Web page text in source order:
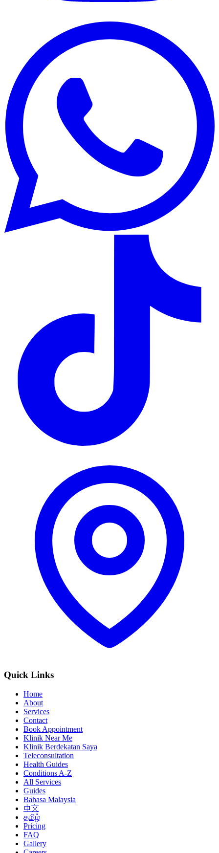
Quick Links
Home
About
Services
Contact
Book Appointment
Klinik Near Me
Klinik Berdekatan Saya
Teleconsultation
Health Guides
Conditions A-Z
All Services
Guides
Bahasa Malaysia
中文
தமிழ்
Pricing
FAQ
Gallery